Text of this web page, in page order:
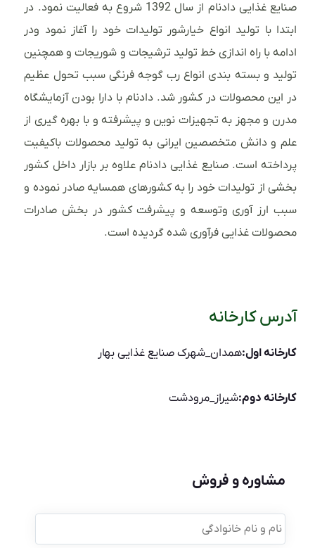
صنایع غذایی دادنام از سال 1392 شروع به فعالیت نمود. در
ابتدا با تولید انواع خیارشور تولیدات خود را آغاز نمود ودر
ادامه با راه اندازی خط تولید ترشیجات و شوریجات و همچنین
تولید و بسته بندی انواع رب گوجه فرنگی سبب تحول عظیم
در این محصولات در کشور شد. دادنام با دارا بودن آزمایشگاه
مدرن و مجهز به تجهیزات نوین و پیشرفته و با بهره گیری از
علم و دانش متخصصین ایرانی به تولید محصولات باکیفیت
پرداخته است. صنایع غذایی دادنام علاوه بر بازار داخل کشور
بخشی از تولیدات خود را به کشورهای همسایه صادر نموده و
سبب ارز آوری وتوسعه و پیشرفت کشور در بخش صادرات
محصولات غذایی فرآوری شده گردیده است.
آدرس کارخانه
کارخانه اول:همدان_شهرک صنایع غذایی بهار
کارخانه دوم:شیراز_مرودشت
مشاوره و فروش
نام
و
نام